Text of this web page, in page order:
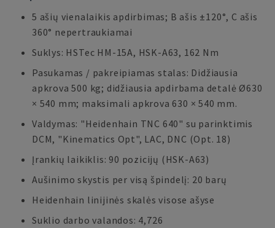
5 ašių vienalaikis apdirbimas; B ašis ±120°, C ašis
360° nepertraukiamai
Suklys: HSTec HM-15A, HSK-A63, 162 Nm
Pasukamas / pakreipiamas stalas: Didžiausia
apkrova 500 kg; didžiausia apdirbama detalė Ø630
× 540 mm; maksimali apkrova 630 × 540 mm.
Valdymas: "Heidenhain TNC 640" su parinktimis
DCM, "Kinematics Opt", LAC, DNC (Opt. 18)
Įrankių laikiklis: 90 pozicijų (HSK-A63)
Aušinimo skystis per visą špindelį: 20 barų
Heidenhain linijinės skalės visose ašyse
Suklio darbo valandos: 4,726